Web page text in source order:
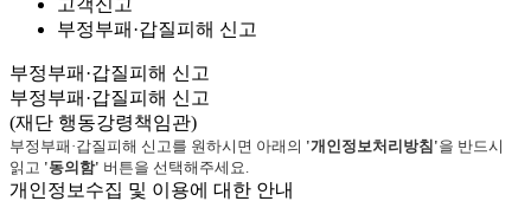
부정부패·갑질피해 신고
부정부패·갑질피해 신고
부정부패·갑질피해 신고
(재단 행동강령책임관)
부정부패·갑질피해 신고를 원하시면 아래의 '개인정보처리방침'을 반드시
읽고 '동의함' 버튼을 선택해주세요.
개인정보수집 및 이용에 대한 안내